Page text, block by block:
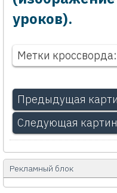
уроков).
Метки кроссворда:
Предыдущая
Следующая
Рекламный блок